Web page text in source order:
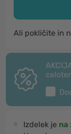
Ali pokličite in
Izdelek je na